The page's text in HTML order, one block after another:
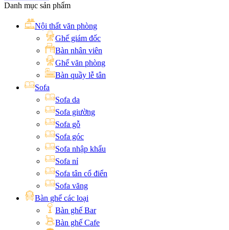
Danh mục sản phẩm
Nội thất văn phòng
Ghế giám đốc
Bàn nhân viên
Ghế văn phòng
Bàn quầy lễ tân
Sofa
Sofa da
Sofa giường
Sofa gỗ
Sofa góc
Sofa nhập khẩu
Sofa nỉ
Sofa tân cổ điển
Sofa văng
Bàn ghế các loại
Bàn ghế Bar
Bàn ghế Cafe